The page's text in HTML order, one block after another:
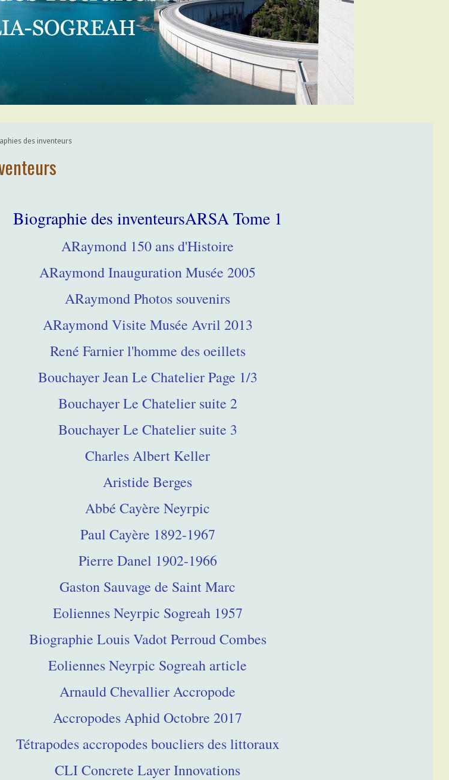
des inventeurs
Biographie des inventeursARSA Tome 1
ARaymond 150 ans d'Histoire
ARaymond Inauguration Musée 2005
ARaymond Photos souvenirs
ARaymond Visite Musée Avril 2013
René Farnier l'homme des oeillets
Bouchayer Jean Le Chatelier Page 1/3
Bouchayer Le Chatelier suite 2
Bouchayer Le Chatelier suite 3
Charles Albert Keller
Aristide Berges
Abbé Cayère Neyrpic
Paul Cayère 1892-1967
Pierre Danel 1902-1966
Gaston Sauvage de Saint Marc
Eoliennes Neyrpic Sogreah 1957
Biographie Louis Vadot Perroud Combes
Eoliennes Neyrpic Sogreah article
Arnauld Chevallier Accropode
Accropodes Aphid Octobre 2017
Tétrapodes accropodes boucliers des littoraux
CLI Concrete Layer Innovations